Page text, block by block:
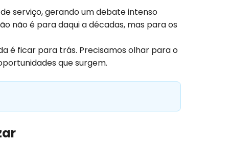
serviço, gerando um debate intenso
não é para daqui a décadas, mas para os
é ficar para trás. Precisamos olhar para o
que surgem.